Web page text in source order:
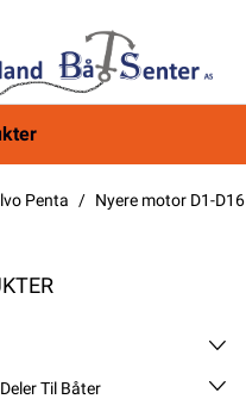
Penta Nyere motor D1-D16
Til Båter